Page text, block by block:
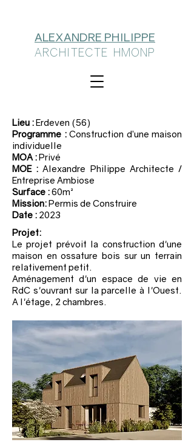
ALEXANDRE PHILIPPE
ARCHITECTE HMONP
Lieu :Erdeven (56)
Programme :Construction d’une maison
individuelle
MOA :Privé
MOE : Alexandre Philippe Architecte /
Entreprise Ambiose
Surface :60m²
Mission:Permis de Construire
Date : 2023
Projet:
Le projet prévoit la construction d'une
maison en ossature bois sur un terrain
relativement petit.
Aménagement d'un espace de vie en
RdC s'ouvrant sur la parcelle à l'Ouest.
A l'étage, 2 chambres.